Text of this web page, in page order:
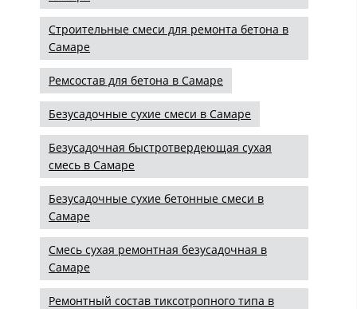
Строительные смеси для ремонта бетона в
Самаре
Ремсостав для бетона в Самаре
Безусадочные сухие смеси в Самаре
Безусадочная быстротвердеющая сухая
смесь в Самаре
Безусадочные сухие бетонные смеси в
Самаре
Смесь сухая ремонтная безусадочная в
Самаре
Ремонтный состав тиксотропного типа в